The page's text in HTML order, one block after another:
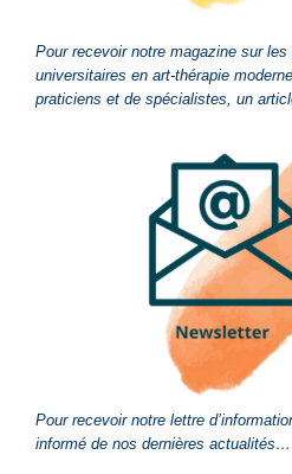
Pour recevoir notre magazine sur
universitaires en art-thérapie
praticiens et de spécialistes, un
Pour recevoir notre lettre
informé de nos dernières actualités…